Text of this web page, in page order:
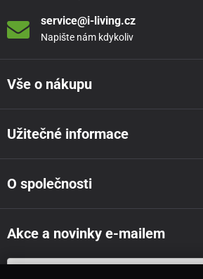
service@i-living.cz
Napište nám kdykoliv
Vše o nákupu
Užitečné informace
O společnosti
Akce a novinky e-mailem